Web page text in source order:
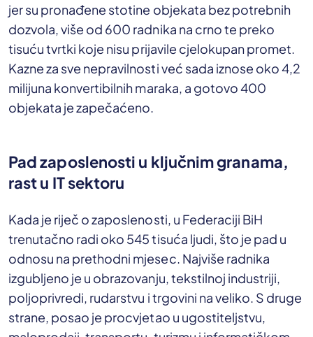
jer su pronađene stotine objekata bez potrebnih
dozvola, više od 600 radnika na crno te preko
tisuću tvrtki koje nisu prijavile cjelokupan promet.
Kazne za sve nepravilnosti već sada iznose oko 4,2
milijuna konvertibilnih maraka, a gotovo 400
objekata je zapečaćeno.
Pad zaposlenosti u ključnim granama,
rast u IT sektoru
Kada je riječ o zaposlenosti, u Federaciji BiH
trenutačno radi oko 545 tisuća ljudi, što je pad u
odnosu na prethodni mjesec. Najviše radnika
izgubljeno je u obrazovanju, tekstilnoj industriji,
poljoprivredi, rudarstvu i trgovini na veliko. S druge
strane, posao je procvjetao u ugostiteljstvu,